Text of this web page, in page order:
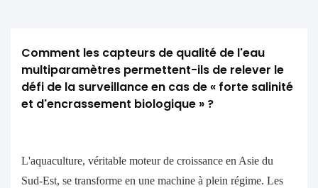
Comment les capteurs de qualité de l'eau
multiparamètres permettent-ils de relever le
défi de la surveillance en cas de « forte salinité
et d'encrassement biologique » ?
L'aquaculture, véritable moteur de croissance en Asie du
Sud-Est, se transforme en une machine à plein régime. Les